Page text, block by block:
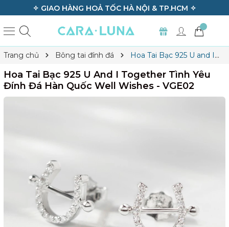
✧ GIAO HÀNG HOẢ TỐC HÀ NỘI & TP.HCM ✧
Trang chủ Bông tai đính đá
Hoa Tai Bạc 925 U and I
Hoa Tai Bạc 925 U And I Together Tình Yêu
Đính Đá Hàn Quốc Well Wishes - VGE02